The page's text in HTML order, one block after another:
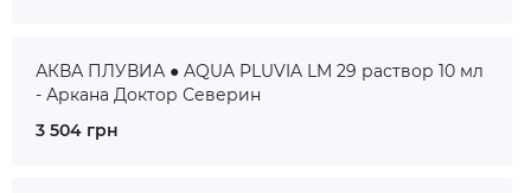
АКВА ПЛУВИА ● AQUA PLUVIA LM 29 раствор 10 мл
- Аркана Доктор Северин
3 504 грн